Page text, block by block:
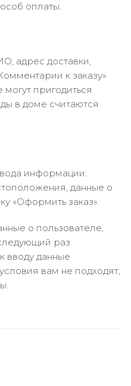
оплаты.
адрес доставки,
к заказу»
пригодиться
в доме считаются
информации:
данные о
«Оформить заказ».
о пользователе,
раз
вводу данные
вам не подходят,